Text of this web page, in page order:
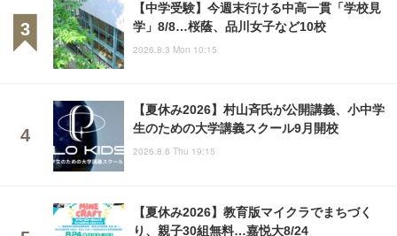
【中学受験】今週末行ける中高一貫「学校見
学」8/8…桜蔭、品川女子など10校
2026.8.3 Mon 10:15
【夏休み2026】村山斉氏が公開講義、小中学
生のための大学講義スクール9月開校
2026.8.6 Thu 19:15
【夏休み2026】教育版マイクラでまちづく
り、親子30組無料…嘉悦大8/24